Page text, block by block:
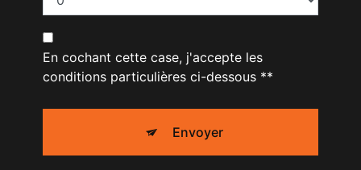
En cochant cette case, j'accepte les
conditions particulières ci-dessous **
Envoyer